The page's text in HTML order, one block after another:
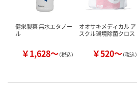
健栄製薬 無水エタノー
ル
￥1,628～（税込）
オオサキメディカル ア
スクル環境除菌クロス
￥520～（税込）